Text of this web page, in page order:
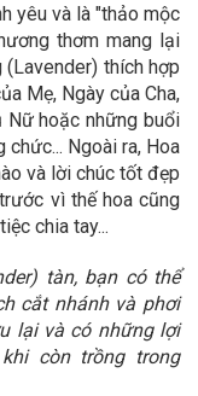
yêu và là "thảo mộc
thơm mang lại
(Lavender) thích hợp
Mẹ, Ngày của Cha,
Nữ hoặc những buổi
chức... Ngoài ra, Hoa
và lời chúc tốt đẹp
vì thế hoa cũng
chia tay...
tàn, bạn có thể
cắt nhánh và phơi
lại và có những lợi
còn trồng trong